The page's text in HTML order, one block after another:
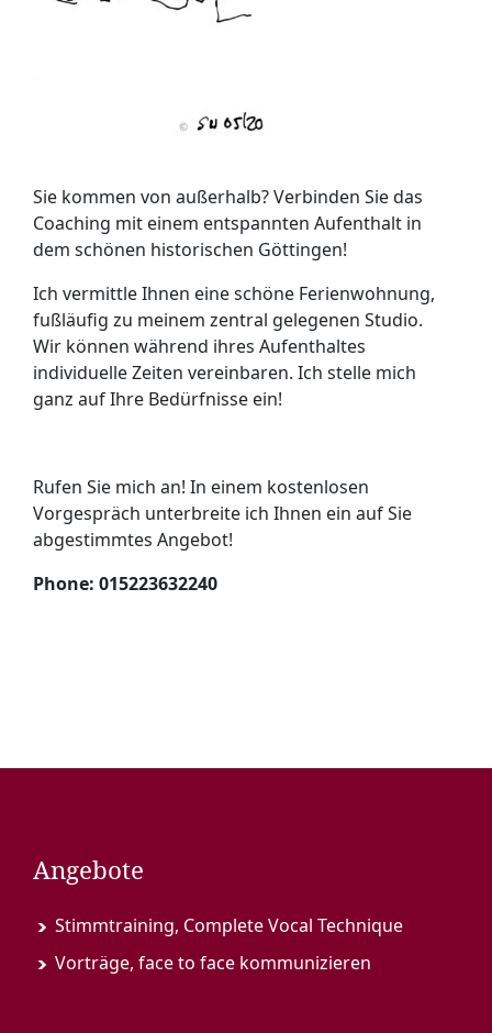
Sie kommen von außerhalb? Verbinden Sie das
Coaching mit einem entspannten Aufenthalt in
dem schönen historischen Göttingen!
Ich vermittle Ihnen eine schöne Ferienwohnung,
fußläufig zu meinem zentral gelegenen Studio.
Wir können während ihres Aufenthaltes
individuelle Zeiten vereinbaren. Ich stelle mich
ganz auf Ihre Bedürfnisse ein!
Rufen Sie mich an! In einem kostenlosen
Vorgespräch unterbreite ich Ihnen ein auf Sie
abgestimmtes Angebot!
Phone: 015223632240
Angebote
Stimmtraining, Complete Vocal Technique
Vorträge, face to face kommunizieren